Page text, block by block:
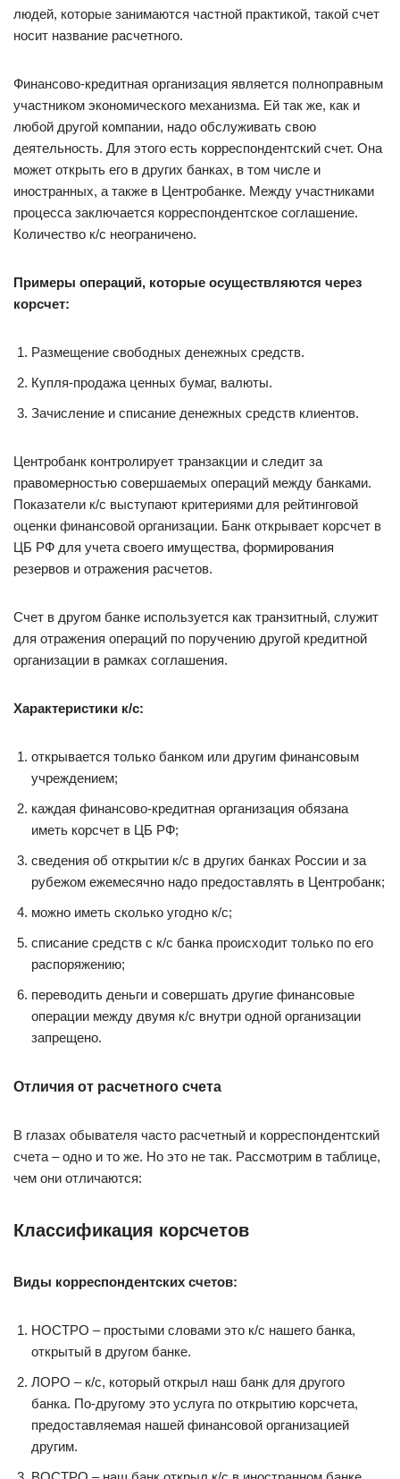
людей, которые занимаются частной практикой, такой счет
носит название расчетного.
Финансово-кредитная организация является полноправным
участником экономического механизма. Ей так же, как и
любой другой компании, надо обслуживать свою
деятельность. Для этого есть корреспондентский счет. Она
может открыть его в других банках, в том числе и
иностранных, а также в Центробанке. Между участниками
процесса заключается корреспондентское соглашение.
Количество к/с неограничено.
Примеры операций, которые осуществляются через
корсчет:
Размещение свободных денежных средств.
Купля-продажа ценных бумаг, валюты.
Зачисление и списание денежных средств клиентов.
Центробанк контролирует транзакции и следит за
правомерностью совершаемых операций между банками.
Показатели к/с выступают критериями для рейтинговой
оценки финансовой организации. Банк открывает корсчет в
ЦБ РФ для учета своего имущества, формирования
резервов и отражения расчетов.
Счет в другом банке используется как транзитный, служит
для отражения операций по поручению другой кредитной
организации в рамках соглашения.
Характеристики к/с:
открывается только банком или другим финансовым
учреждением;
каждая финансово-кредитная организация обязана
иметь корсчет в ЦБ РФ;
сведения об открытии к/с в других банках России и за
рубежом ежемесячно надо предоставлять в Центробанк;
можно иметь сколько угодно к/с;
списание средств с к/с банка происходит только по его
распоряжению;
переводить деньги и совершать другие финансовые
операции между двумя к/с внутри одной организации
запрещено.
Отличия от расчетного счета
В глазах обывателя часто расчетный и корреспондентский
счета – одно и то же. Но это не так. Рассмотрим в таблице,
чем они отличаются:
Классификация корсчетов
Виды корреспондентских счетов:
НОСТРО – простыми словами это к/с нашего банка,
открытый в другом банке.
ЛОРО – к/с, который открыл наш банк для другого
банка. По-другому это услуга по открытию корсчета,
предоставляемая нашей финансовой организацией
другим.